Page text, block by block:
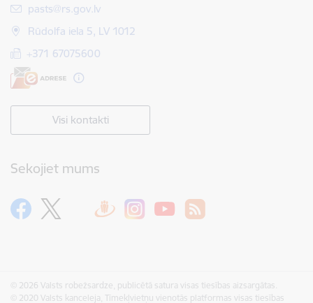
E-pasts:
pasts@rs.gov.lv
Rūdolfa iela 5, LV 1012
+371 67075600
Visi kontakti
Sekojiet mums
© 2026 Valsts robežsardze, publicētā satura visas tiesības aizsargātas.
© 2020 Valsts kanceleja, Tīmekļvietņu vienotās platformas visas tiesības